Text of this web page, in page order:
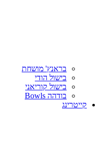
בראנץ' מושחת
בישול הודי
בישול קוריאני
בודהה Bowls
קייטרינג